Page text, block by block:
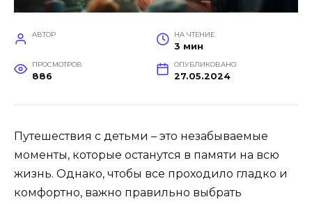
АВТОР НА ЧТЕНИЕ
3 мин
ПРОСМОТРОВ
886
ОПУБЛИКОВАНО
27.05.2024
Путешествия с детьми – это незабываемые
моменты, которые останутся в памяти на всю
жизнь. Однако, чтобы все проходило гладко и
комфортно, важно правильно выбрать